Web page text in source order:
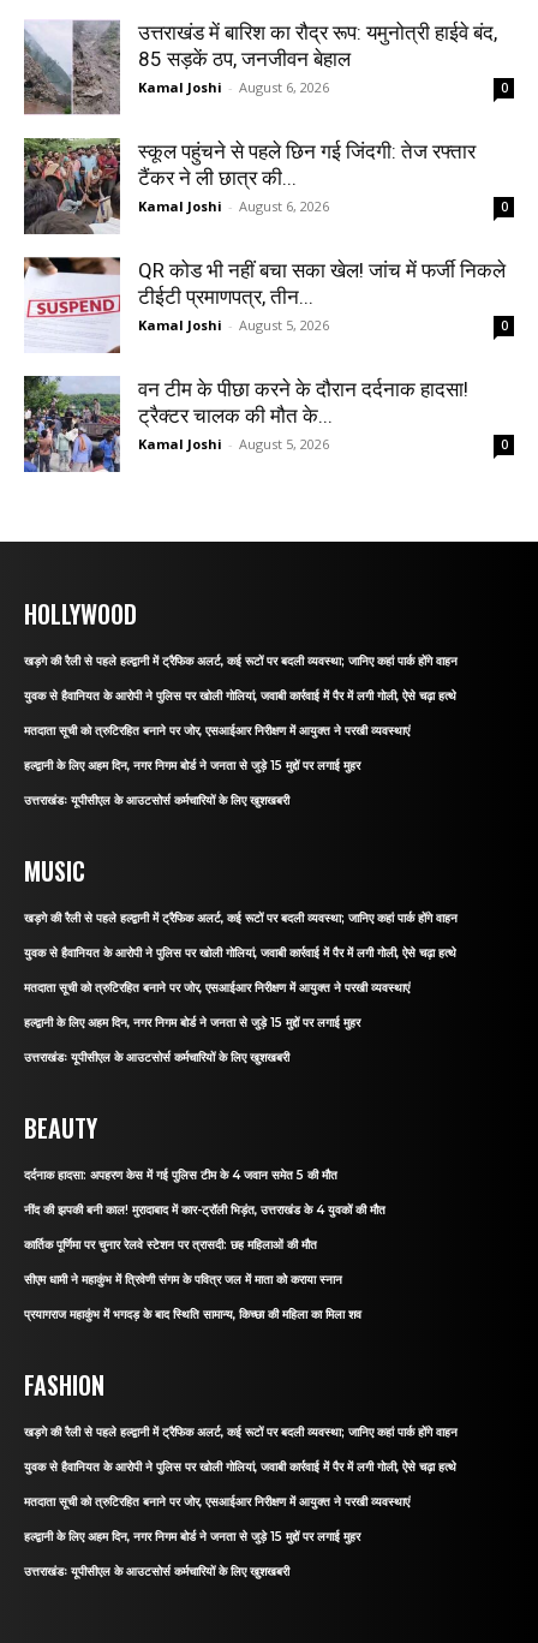
उत्तराखंड में बारिश का रौद्र रूप: यमुनोत्री हाईवे बंद,
85 सड़कें ठप, जनजीवन बेहाल
Kamal Joshi - August 6, 2026 0
स्कूल पहुंचने से पहले छिन गई जिंदगी: तेज रफ्तार
टैंकर ने ली छात्र की...
Kamal Joshi - August 6, 2026 0
QR कोड भी नहीं बचा सका खेल! जांच में फर्जी निकले
टीईटी प्रमाणपत्र, तीन...
Kamal Joshi - August 5, 2026 0
वन टीम के पीछा करने के दौरान दर्दनाक हादसा!
ट्रैक्टर चालक की मौत के...
Kamal Joshi - August 5, 2026 0
HOLLYWOOD
खड़गे की रैली से पहले हल्द्वानी में ट्रैफिक अलर्ट, कई रूटों पर बदली व्यवस्था; जानिए कहां पार्क होंगे वाहन
युवक से हैवानियत के आरोपी ने पुलिस पर खोली गोलियां, जवाबी कार्रवाई में पैर में लगी गोली, ऐसे चढ़ा हत्थे
मतदाता सूची को त्रुटिरहित बनाने पर जोर, एसआईआर निरीक्षण में आयुक्त ने परखी व्यवस्थाएं
हल्द्वानी के लिए अहम दिन, नगर निगम बोर्ड ने जनता से जुड़े 15 मुद्दों पर लगाई मुहर
उत्तराखंडः यूपीसीएल के आउटसोर्स कर्मचारियों के लिए खुशखबरी
MUSIC
खड़गे की रैली से पहले हल्द्वानी में ट्रैफिक अलर्ट, कई रूटों पर बदली व्यवस्था; जानिए कहां पार्क होंगे वाहन
युवक से हैवानियत के आरोपी ने पुलिस पर खोली गोलियां, जवाबी कार्रवाई में पैर में लगी गोली, ऐसे चढ़ा हत्थे
मतदाता सूची को त्रुटिरहित बनाने पर जोर, एसआईआर निरीक्षण में आयुक्त ने परखी व्यवस्थाएं
हल्द्वानी के लिए अहम दिन, नगर निगम बोर्ड ने जनता से जुड़े 15 मुद्दों पर लगाई मुहर
उत्तराखंडः यूपीसीएल के आउटसोर्स कर्मचारियों के लिए खुशखबरी
BEAUTY
दर्दनाक हादसा: अपहरण केस में गई पुलिस टीम के 4 जवान समेत 5 की मौत
नींद की झपकी बनी काल! मुरादाबाद में कार-ट्रॉली भिड़ंत, उत्तराखंड के 4 युवकों की मौत
कार्तिक पूर्णिमा पर चुनार रेलवे स्टेशन पर त्रासदी: छह महिलाओं की मौत
सीएम धामी ने महाकुंभ में त्रिवेणी संगम के पवित्र जल में माता को कराया स्नान
प्रयागराज महाकुंभ में भगदड़ के बाद स्थिति सामान्य, किच्छा की महिला का मिला शव
FASHION
खड़गे की रैली से पहले हल्द्वानी में ट्रैफिक अलर्ट, कई रूटों पर बदली व्यवस्था; जानिए कहां पार्क होंगे वाहन
युवक से हैवानियत के आरोपी ने पुलिस पर खोली गोलियां, जवाबी कार्रवाई में पैर में लगी गोली, ऐसे चढ़ा हत्थे
मतदाता सूची को त्रुटिरहित बनाने पर जोर, एसआईआर निरीक्षण में आयुक्त ने परखी व्यवस्थाएं
हल्द्वानी के लिए अहम दिन, नगर निगम बोर्ड ने जनता से जुड़े 15 मुद्दों पर लगाई मुहर
उत्तराखंडः यूपीसीएल के आउटसोर्स कर्मचारियों के लिए खुशखबरी